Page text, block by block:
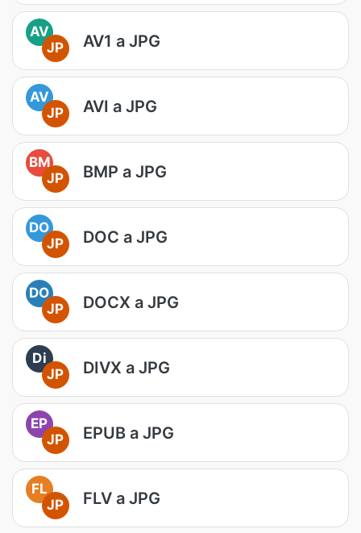
AV
JP
AV1 a JPG
AV
JP
AVI a JPG
BM
JP
BMP a JPG
DO
JP
DOC a JPG
DO
JP
DOCX a JPG
Di
JP
DIVX a JPG
EP
JP
EPUB a JPG
FL
JP
FLV a JPG